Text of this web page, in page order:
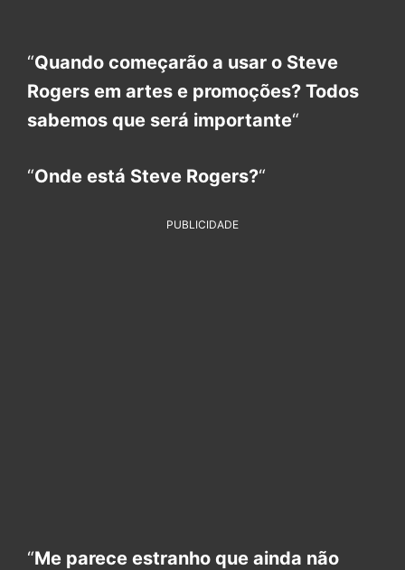
“Quando começarão a usar o Steve
Rogers em artes e promoções? Todos
sabemos que será importante“
“Onde está Steve Rogers?“
PUBLICIDADE
“Me parece estranho que ainda não